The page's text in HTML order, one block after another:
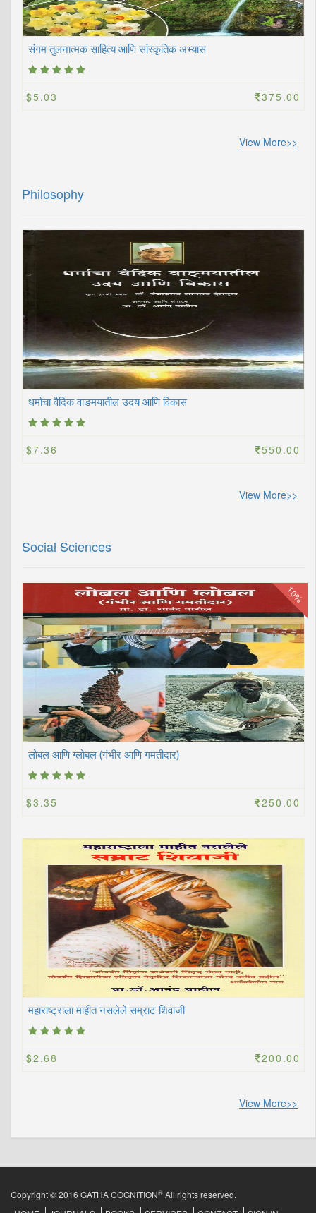
संगम तुलनात्मक साहित्य आणि सांस्कृतिक अभ्यास
$5.03 375.00
View More>>
Philosophy
धर्माचा वैदिक वाङमयातील उदय आणि विकास
$7.36 550.00
View More>>
Social Sciences
10%
लोबल आणि ग्लोबल (गंभीर आणि गमतीदार)
$3.35 250.00
महाराष्ट्राला माहीत नसलेले सम्राट शिवाजी
$2.68 200.00
View More>>
Copyright © 2016 GATHA COGNITION® All rights reserved.